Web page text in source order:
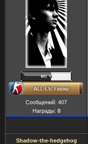
Сообщений: 407
Награды: 0
Shadow-the-hedgehog